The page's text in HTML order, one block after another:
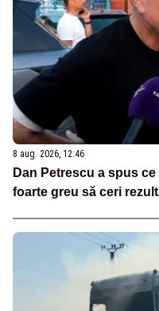
8 aug. 2026, 12:46
Dan Petrescu a spus
foarte greu să ceri